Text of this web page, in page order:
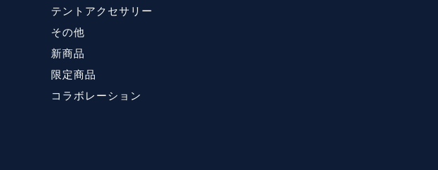
テントアクセサリー
その他
新商品
限定商品
コラボレーション